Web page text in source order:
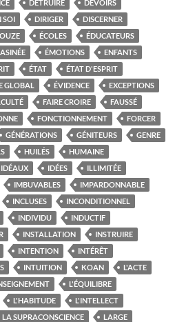
DÉTRUIRE
DEVOIRS
SOI DIRIGER
DISCERNER
ÉCOLES
ÉDUCATEURS
ÉMOTIONS
ENFANTS
ÉTAT
ÉTAT D'ESPRIT
GLOBAL ÉVIDENCE
EXCEPTIONS
FAIRE CROIRE
FAUSSÉ
FONCTIONNEMENT
FORCER
GÉNÉRATIONS GÉNITEURS
GENRE
HUILÉS
HUMAINE
IDÉAUX IDÉES
ILLIMITÉE
IMBUVABLES
IMPARDONNABLE
INCLUSES
INCONDITIONNEL
INDIVIDU
INDUCTIF
INSTALLATION
INSTRUIRE
INTENTION
INTÉRÊT
INTUITION KOAN
L'ACTE
L'ÉQUILIBRE
L'HABITUDE
L'INTELLECT
LA SUPRACONSCIENCE
LARGE